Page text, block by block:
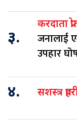
३.
करदाता
जनालाई
उपहार
४. सशस्त्र